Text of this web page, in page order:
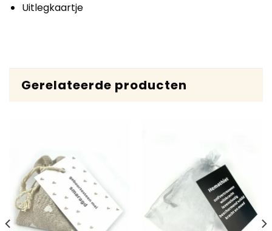
Uitlegkaartje
Gerelateerde producten